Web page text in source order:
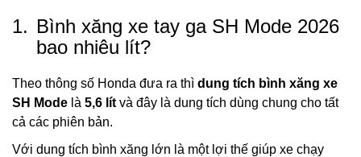
1. Bình xăng xe tay ga SH Mode 2026
bao nhiêu lít?
Theo thông số Honda đưa ra thì dung tích bình xăng xe
SH Mode là 5,6 lít và đây là dung tích dùng chung cho tất
cả các phiên bản.
Với dung tích bình xăng lớn là một lợi thế giúp xe chạy